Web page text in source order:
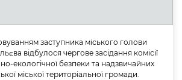
заступника міського голови
відбулося чергове засідання комісії
екологічної безпеки та надзвичайних
міської територіальної громади.